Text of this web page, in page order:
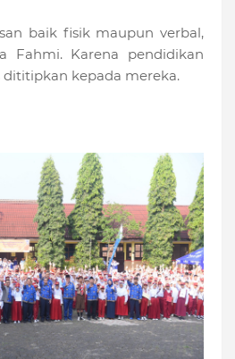
baik fisik maupun verbal,
Fahmi. Karena pendidikan
kepada mereka.